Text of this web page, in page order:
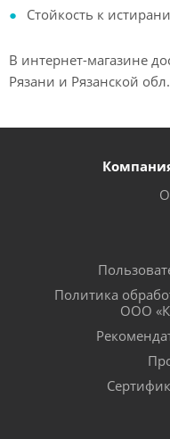
Стойкость к
В интернет-магазине
Рязани и Рязанской
Политика
ООО